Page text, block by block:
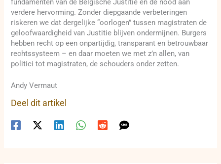
fundamenten van de Belgische Justitie en de nood aan
verdere hervorming. Zonder diepgaande verbeteringen
riskeren we dat dergelijke “oorlogen” tussen magistraten de
geloofwaardigheid van Justitie blijven ondermijnen. Burgers
hebben recht op een onpartijdig, transparant en betrouwbaar
rechtssysteem – en daar moeten we met z’n allen, van
politici tot magistraten, de schouders onder zetten.
Andy Vermaut
Deel dit artikel